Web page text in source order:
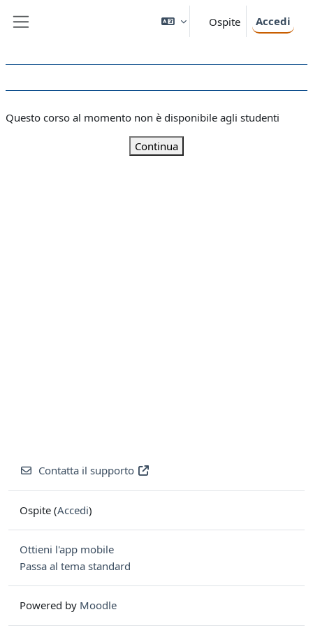
Ospite Accedi
Questo corso al momento non è disponibile agli studenti
Continua
Contatta il supporto
Ospite (Accedi)
Ottieni l'app mobile
Passa al tema standard
Powered by Moodle